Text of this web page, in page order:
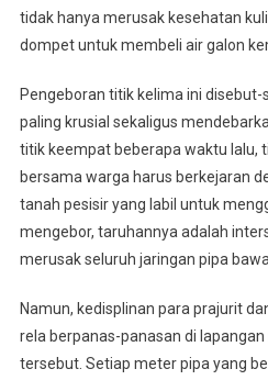
tidak hanya merusak kesehatan
dompet untuk membeli air galon
Pengeboran titik kelima ini
paling krusial sekaligus
titik keempat beberapa waktu lalu,
bersama warga harus berkejaran
tanah pesisir yang labil untuk
mengebor, taruhannya adalah
merusak seluruh jaringan pipa
Namun, kedisplinan para prajurit
rela berpanas-panasan di
tersebut. Setiap meter pipa yang